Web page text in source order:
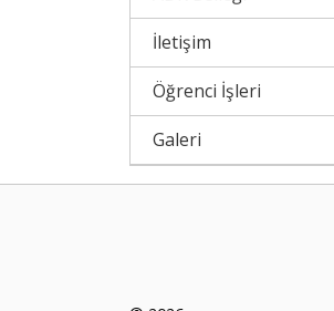
İletişim
Öğrenci İşleri
Galeri